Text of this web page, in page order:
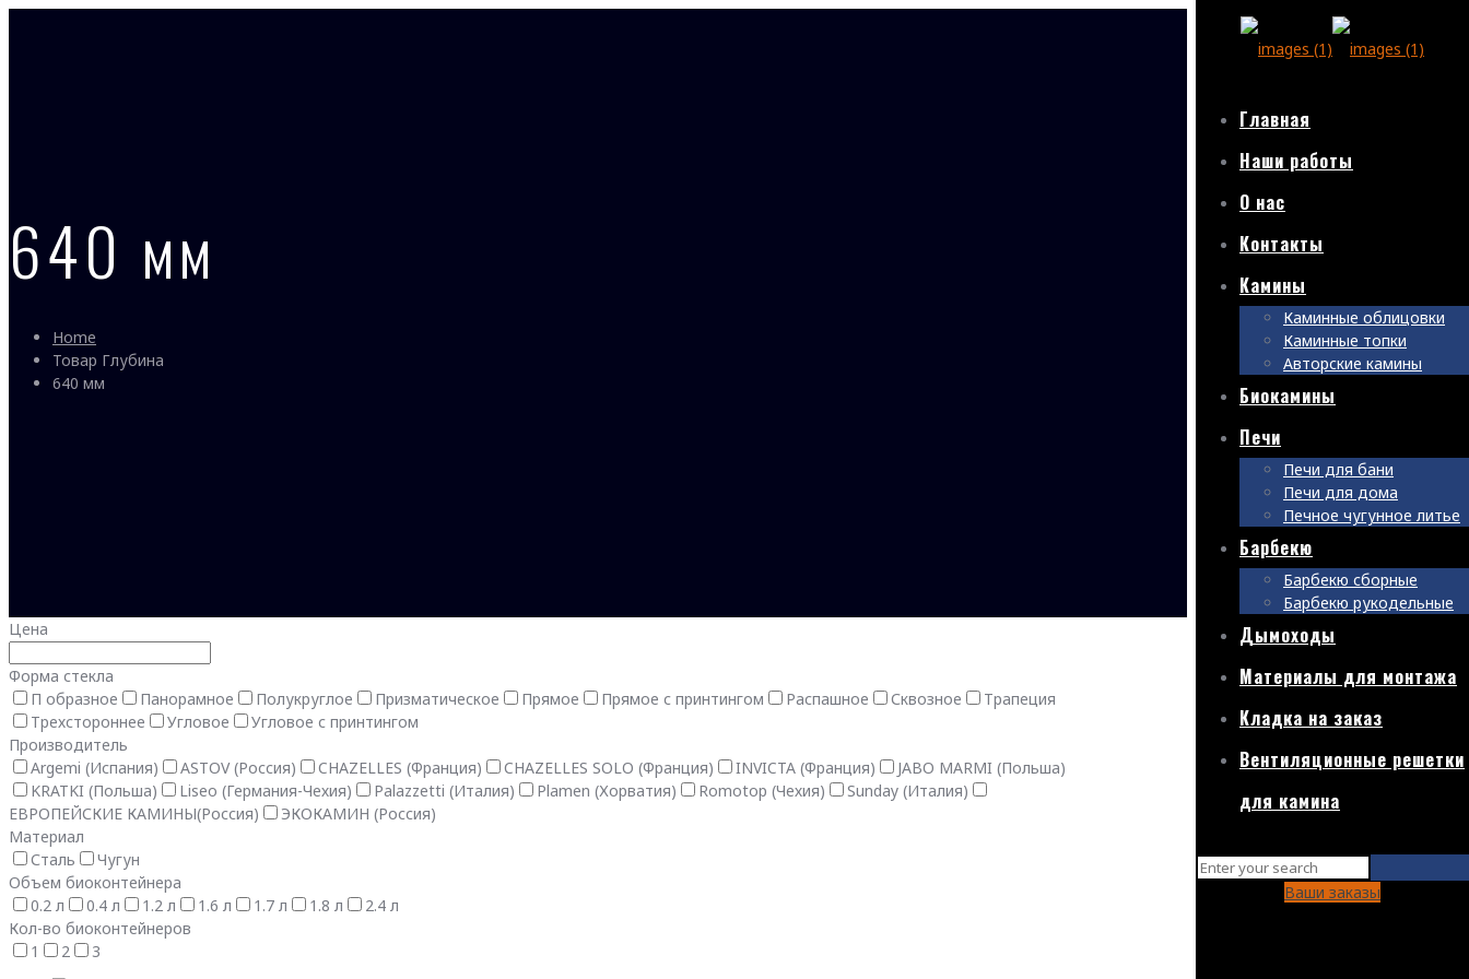
Главная
Наши работы
О нас
Контакты
Камины
Каминные облицовки
Каминные топки
Авторские камины
Биокамины
Печи
Печи для бани
Печи для дома
Печное чугунное литье
Барбекю
Барбекю сборные
Барбекю рукодельные
Дымоходы
Материалы для монтажа
Кладка на заказ
Вентиляционные решетки
для камина
Ваши заказы
640 мм
Home
Товар Глубина
640 мм
Цена
Форма стекла
П образное
Панорамное Полукруглое Призматическое Прямое Прямое с принтингом Распашное Сквозное
Трапеция
Трехстороннее
Угловое
Угловое с принтингом
Производитель
Argemi (Испания)
ASTOV (Россия) CHAZELLES (Франция) CHAZELLES SOLO (Франция) INVICTA (Франция)
JABO MARMI (Польша)
KRATKI (Польша)
Liseo (Германия-Чехия) Palazzetti (Италия) Plamen (Хорватия) Romotop (Чехия)
Sunday (Италия)
ЕВРОПЕЙСКИЕ КАМИНЫ(Россия)
ЭКОКАМИН (Россия)
Материал
Сталь
Чугун
Объем биоконтейнера
0.2 л
0.4 л 1.2 л 1.6 л 1.7 л 1.8 л
2.4 л
Кол-во биоконтейнеров
1
2 3